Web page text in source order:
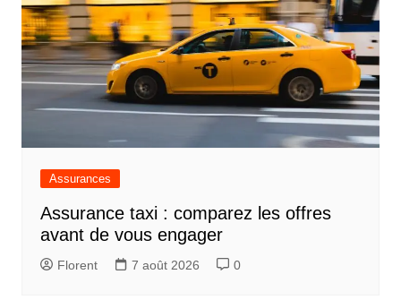
Assurances
Assurance taxi : comparez les offres
avant de vous engager
Florent 7 août 2026 0